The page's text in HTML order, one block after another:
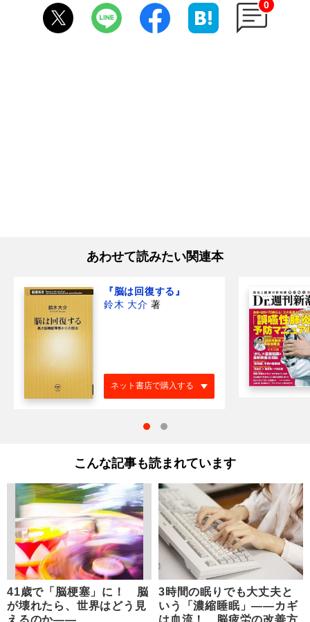
0
あわせて読みたい関連本
『脳は回復する』
鈴木 大介 著
ネット書店で購入する
こんな記事も読まれています
41歳で「脳梗塞」に！ 脳
が壊れたら、世界はどう見
3時間の眠りでも大丈夫と
いう「濃縮睡眠」――カギ